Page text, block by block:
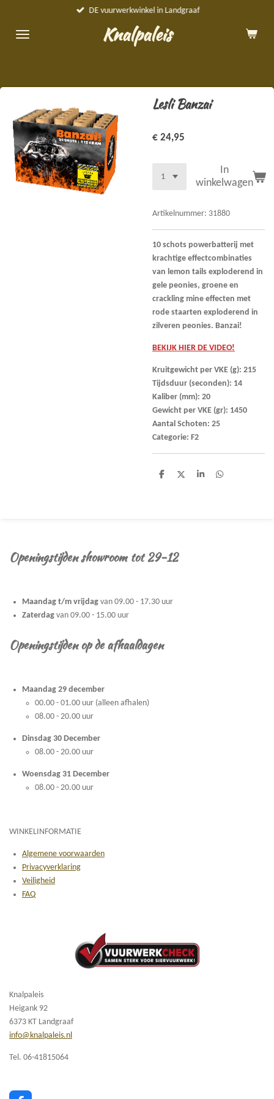
naar
Knalpaleis
DE vuurwerkwinkel in Landgraaf
Lesli Banzai
€ 24,95
In
winkelwagen
Artikelnummer: 31880
10 schots powerbatterij met
krachtige effectcombinaties
van lemon tails exploderend in
gele peonies, groene en
crackling mine effecten met
rode staarten exploderend in
zilveren peonies. Banzai!
BEKIJK HIER DE VIDEO!
Kruitgewicht per VKE (g): 215
Tijdsduur (seconden): 14
Kaliber (mm): 20
Gewicht per VKE (gr): 1450
Aantal Schoten: 25
Categorie: F2
D
D
S
D
Openingstijden showroom tot 29-12
Maandag t/m vrijdag van 09.00 - 17.30 uur
Zaterdag van 09.00 - 15.00 uur
Openingstijden op de afhaaldagen
Maandag 29 december
00.00 - 01.00 uur (alleen afhalen)
08.00 - 20.00 uur
Dinsdag 30 December
08.00 - 20.00 uur
Woensdag 31 December
08.00 - 20.00 uur
WINKELINFORMATIE
Algemene voorwaarden
Privacyverklaring
Veiligheid
FAQ
Knalpaleis
Heigank 92
6373 KT Landgraaf
info@knalpaleis.nl
Tel. 06-41815064